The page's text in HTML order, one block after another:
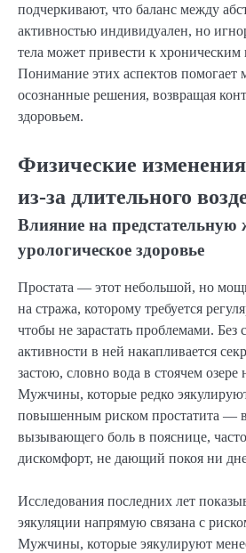
подчеркивают, что баланс между
активностью индивидуален, но
тела может привести к хроническим
Понимание этих аспектов
осознанные решения, возвращая
здоровьем.
Физические
из-за длительного
Влияние на предстательную
урологическое здоровье
Простата — этот небольшой, но
на стража, которому требуется
чтобы не зарастать проблемами. Без
активности в ней накапливается
застою, словно вода в стоячем озере
Мужчины, которые редко
повышенным риском простатита —
вызывающего боль в пояснице,
дискомфорт, не дающий покоя ни
Исследования последних лет
эякуляции напрямую связана с
Мужчины, которые эякулируют